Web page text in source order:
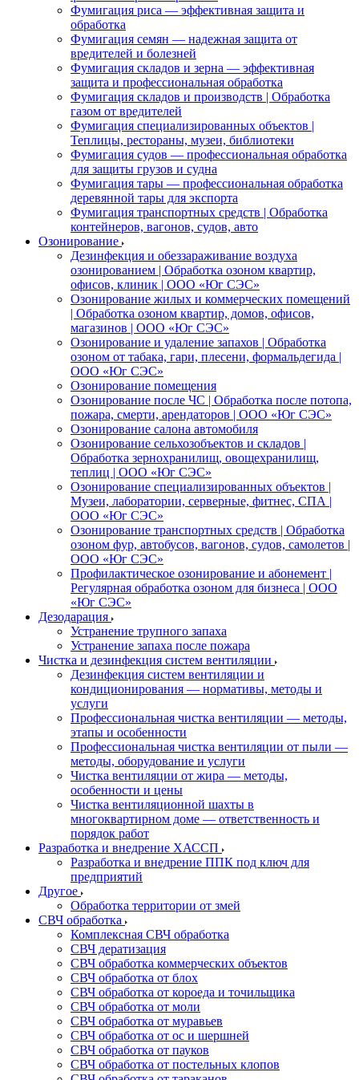
Фумигация риса — эффективная защита и
обработка
Фумигация семян — надежная защита от
вредителей и болезней
Фумигация складов и зерна — эффективная
защита и профессиональная обработка
Фумигация складов и производств | Обработка
газом от вредителей
Фумигация специализированных объектов |
Теплицы, рестораны, музеи, библиотеки
Фумигация судов — профессиональная обработка
для защиты грузов и судна
Фумигация тары — профессиональная обработка
деревянной тары для экспорта
Фумигация транспортных средств | Обработка
контейнеров, вагонов, судов, авто
Озонирование
Дезинфекция и обеззараживание воздуха
озонированием | Обработка озоном квартир,
офисов, клиник | ООО «Юг СЭС»
Озонирование жилых и коммерческих помещений
| Обработка озоном квартир, домов, офисов,
магазинов | ООО «Юг СЭС»
Озонирование и удаление запахов | Обработка
озоном от табака, гари, плесени, формальдегида |
ООО «Юг СЭС»
Озонирование помещения
Озонирование после ЧС | Обработка после потопа,
пожара, смерти, арендаторов | ООО «Юг СЭС»
Озонирование салона автомобиля
Озонирование сельхозобъектов и складов |
Обработка зернохранилищ, овощехранилищ,
теплиц | ООО «Юг СЭС»
Озонирование специализированных объектов |
Музеи, лаборатории, серверные, фитнес, СПА |
ООО «Юг СЭС»
Озонирование транспортных средств | Обработка
озоном фур, автобусов, вагонов, судов, самолетов |
ООО «Юг СЭС»
Профилактическое озонирование и абонемент |
Регулярная обработка озоном для бизнеса | ООО
«Юг СЭС»
Дезодарация
Устранение трупного запаха
Устранение запаха после пожара
Чистка и дезинфекция систем вентиляции
Дезинфекция систем вентиляции и
кондиционирования — нормативы, методы и
услуги
Профессиональная чистка вентиляции — методы,
этапы и особенности
Профессиональная чистка вентиляции от пыли —
методы, оборудование и услуги
Чистка вентиляции от жира — методы,
особенности и цены
Чистка вентиляционной шахты в
многоквартирном доме — ответственность и
порядок работ
Разработка и внедрение ХАССП
Разработка и внедрение ППК под ключ для
предприятий
Другое
Обработка территории от змей
СВЧ обработка
Комплексная СВЧ обработка
СВЧ дератизация
СВЧ обработка коммерческих объектов
СВЧ обработка от блох
СВЧ обработка от короеда и точильщика
СВЧ обработка от моли
СВЧ обработка от муравьев
СВЧ обработка от ос и шершней
СВЧ обработка от пауков
СВЧ обработка от постельных клопов